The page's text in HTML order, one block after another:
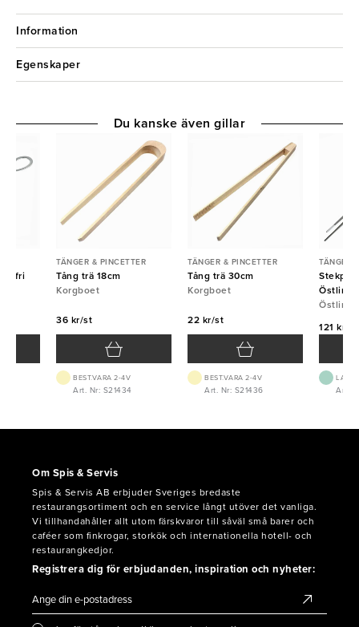
Information
Egenskaper
TÄNGER & PINCETTER
Tång trä 18cm
Korgboet
36 kr/st
BEST.VARA 2-4V
Art. Nr: S21434
TÄNGER & PINCETTER
Tång trä 30cm
Korgboet
22 kr/st
BEST.VARA 2-4V
Art. Nr: S21436
TÄNGER
Östlin
Östlin
121 kr/st
Art.
Du kanske även gillar
Om Spis & Servis
Spis & Servis AB erbjuder Sveriges bredaste
restaurangsortiment och en service långt utöver det vanliga.
Vi tillhandahåller allt utom färskvaror till såväl små barer och
caféer som finkrogar, storkök och internationella hotell- och
restaurangkedjor.
Registrera dig för erbjudanden, inspiration och nyheter: